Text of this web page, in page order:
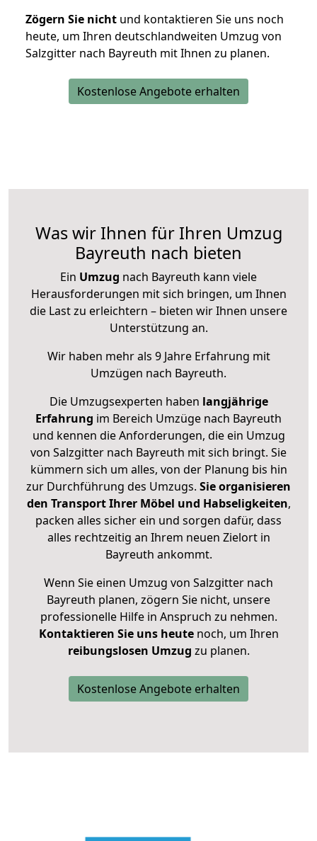
Zögern Sie nicht und kontaktieren Sie uns noch
heute, um Ihren deutschlandweiten Umzug von
Salzgitter nach Bayreuth mit Ihnen zu planen.
Kostenlose Angebote erhalten
Was wir Ihnen für Ihren Umzug
Bayreuth nach bieten
Ein Umzug nach Bayreuth kann viele
Herausforderungen mit sich bringen, um Ihnen
die Last zu erleichtern – bieten wir Ihnen unsere
Unterstützung an.
Wir haben mehr als 9 Jahre Erfahrung mit
Umzügen nach Bayreuth.
Die Umzugsexperten haben langjährige
Erfahrung im Bereich Umzüge nach Bayreuth
und kennen die Anforderungen, die ein Umzug
von Salzgitter nach Bayreuth mit sich bringt. Sie
kümmern sich um alles, von der Planung bis hin
zur Durchführung des Umzugs. Sie organisieren
den Transport Ihrer Möbel und Habseligkeiten,
packen alles sicher ein und sorgen dafür, dass
alles rechtzeitig an Ihrem neuen Zielort in
Bayreuth ankommt.
Wenn Sie einen Umzug von Salzgitter nach
Bayreuth planen, zögern Sie nicht, unsere
professionelle Hilfe in Anspruch zu nehmen.
Kontaktieren Sie uns heutenoch, um Ihren
reibungslosen Umzug zu planen.
Kostenlose Angebote erhalten